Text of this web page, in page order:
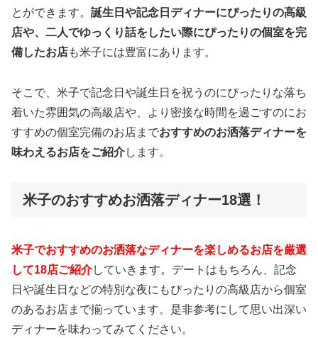
とができます。 誕生日や記念日ディナーにぴったりの高級
店や、二人でゆっくり話をしたい際にぴったりの個室を完
備したお店も米子には豊富にあります。
そこで、米子で記念日や誕生日を祝うのにぴったりな落ち
着いた雰囲気の高級店や、より密接な時間を過ごすのにお
すすめの個室完備のお店までおすすめのお洒落ディナーを
味わえるお店をご紹介します。
米子のおすすめお洒落ディナー18選！
米子でおすすめのお洒落なディナーを楽しめるお店を厳選
して18店ご紹介していきます。デートはもちろん、記念
日や誕生日などの特別な夜にもぴったりの高級店から個室
のあるお店まで揃っています。是非参考にして思い出深い
ディナーを味わってみてください。